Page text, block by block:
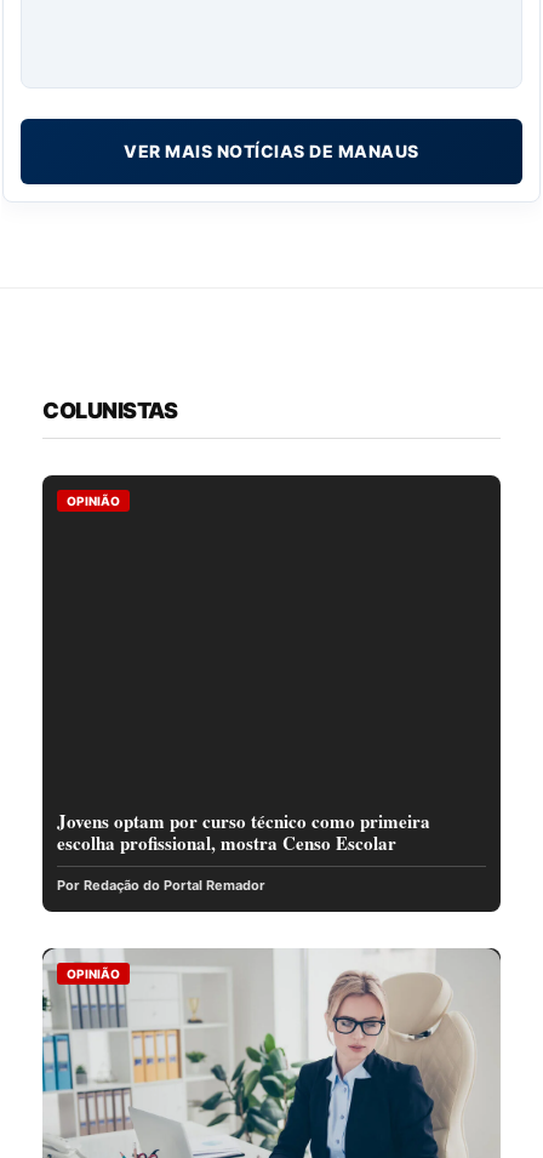
VER MAIS NOTÍCIAS DE MANAUS
COLUNISTAS
OPINIÃO
Jovens optam por curso técnico como primeira
escolha profissional, mostra Censo Escolar
Por Redação do Portal Remador
OPINIÃO